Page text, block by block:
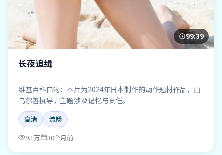
99:39
长夜追缉
维基百科口吻：本片为2024年日本制作的动作题材作品，由
乌尔善执导，主题涉及记忆与责任。
高清
流畅
9.1万
30个月前